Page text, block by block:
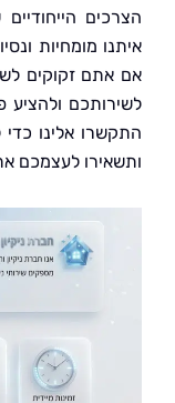
הייחודיים של כל
מומחיות ונסיון כדי
זקוקים לשירותי
ולהציע
אלינו כדי לקבל
לעצמכם את